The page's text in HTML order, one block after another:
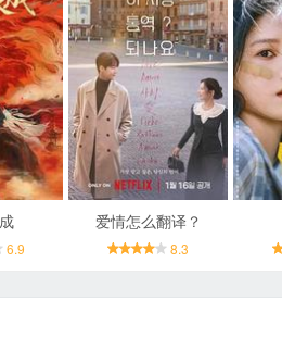
6.9
爱情怎么翻译？
8.3